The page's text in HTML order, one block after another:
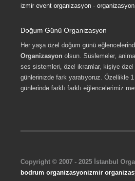
izmir event organizasyon - organizasyon
Doğum Günü Organizasyon
Her yaşa özel doğum günü
Organizasyon olsun. Süslemeler,
ses sistemleri, özel ikramlar, kişiye özel
günlerinizde fark yaratıyoruz. Özellikle
günlerinde farklı farklı eğlencelerimiz
Copyright © 2007 - 2025 İstanbul
bodrum organizasyonizmir